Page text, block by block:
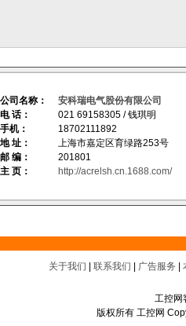
公司名称：
安科瑞电气股份有限公司
电 话：
021 69158305 / 钱琪明
手机：
18702111892
地 址：
上海市嘉定区育绿路253号
邮 编：
201801
主 页：
http://acrelsh.cn.1688.com/
关于我们 联系我们 广告服务
工控网
版权所有 工控网